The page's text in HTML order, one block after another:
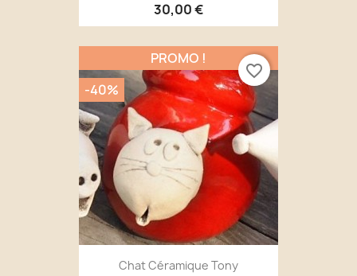
30,00 €
Chat Céramique Tony
PROMO !
-40%
favorite_border